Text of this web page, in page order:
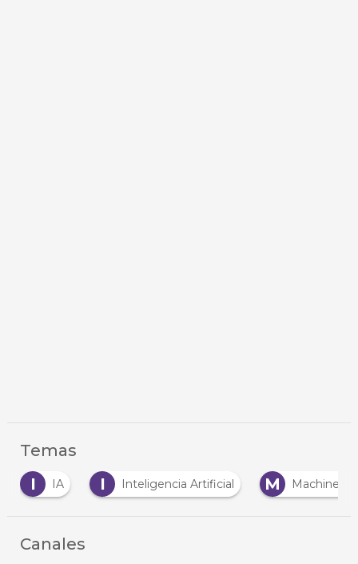
Temas
I
IA I Inteligencia Artificial M Machine
Canales